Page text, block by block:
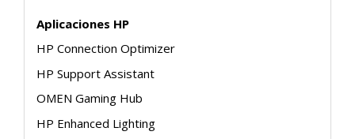
Aplicaciones HP
HP Connection Optimizer
HP Support Assistant
OMEN Gaming Hub
HP Enhanced Lighting